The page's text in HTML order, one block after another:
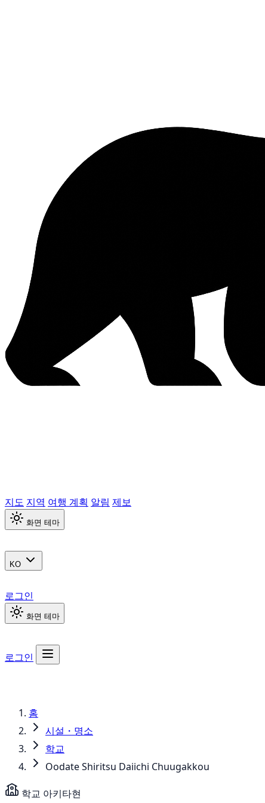
지도 지역 여행 계획 알림 제보
화면 테마
KO
로그인
화면 테마
로그인
홈
시설・명소
학교
Oodate Shiritsu Daiichi Chuugakkou
학교 아키타현